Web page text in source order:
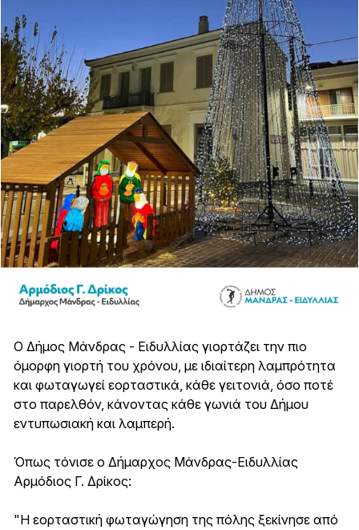
Ο Δήμος Μάνδρας - Ειδυλλίας γιορτάζει την πιο
όμορφη γιορτή του χρόνου, με ιδιαίτερη λαμπρότητα
και φωταγωγεί εορταστικά, κάθε γειτονιά, όσο ποτέ
στο παρελθόν, κάνοντας κάθε γωνιά του Δήμου
εντυπωσιακή και λαμπερή.
Όπως τόνισε ο Δήμαρχος Μάνδρας-Ειδυλλίας
Αρμόδιος Γ. Δρίκος:
"Η εορταστική φωταγώγηση της πόλης ξεκίνησε από